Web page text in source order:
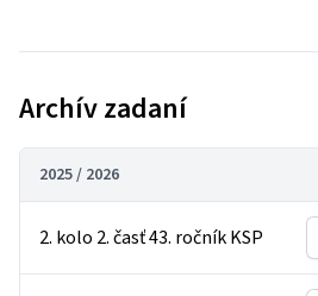
Archív zadaní
2025 / 2026
2. kolo 2. časť 43. ročník KSP